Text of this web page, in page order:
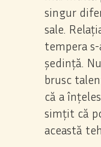
singur
sale.
tempera
ședință.
brusc
că a
simțit că
această